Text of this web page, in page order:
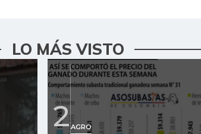
Arveja verde
Arveja verde en vaina
Arveja verde seca
Atún en lata
LO MÁS VISTO
2AGRO